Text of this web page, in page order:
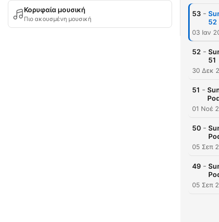
Κορυφαία μουσική
Πιο ακουσμένη μουσική
53 -
52
03 Ιαν
52 -
51
30 Δεκ
51 -
01 Νοέ
50 -
05 Σεπ
49 -
05 Σεπ